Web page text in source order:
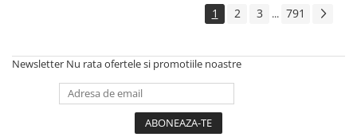
1 2 3 ... 791
Newsletter Nu rata ofertele si promotiile noastre